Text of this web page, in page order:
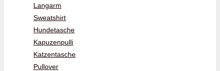
Langarm
Sweatshirt
Hundetasche
Kapuzenpulli
Katzentasche
Pullover